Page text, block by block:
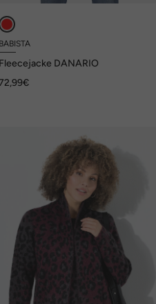
BABISTA
Fleecejacke DANARIO